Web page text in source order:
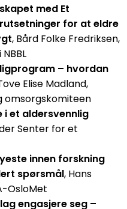
med Et
for at eldre
, Bård Folke Fredriksen,
– hvordan
Elise Madland,
omsorgskomiteen
i et aldersvennlig
Senter for et
innen forskning
spørsmål, Hans
OsloMet
engasjere seg –